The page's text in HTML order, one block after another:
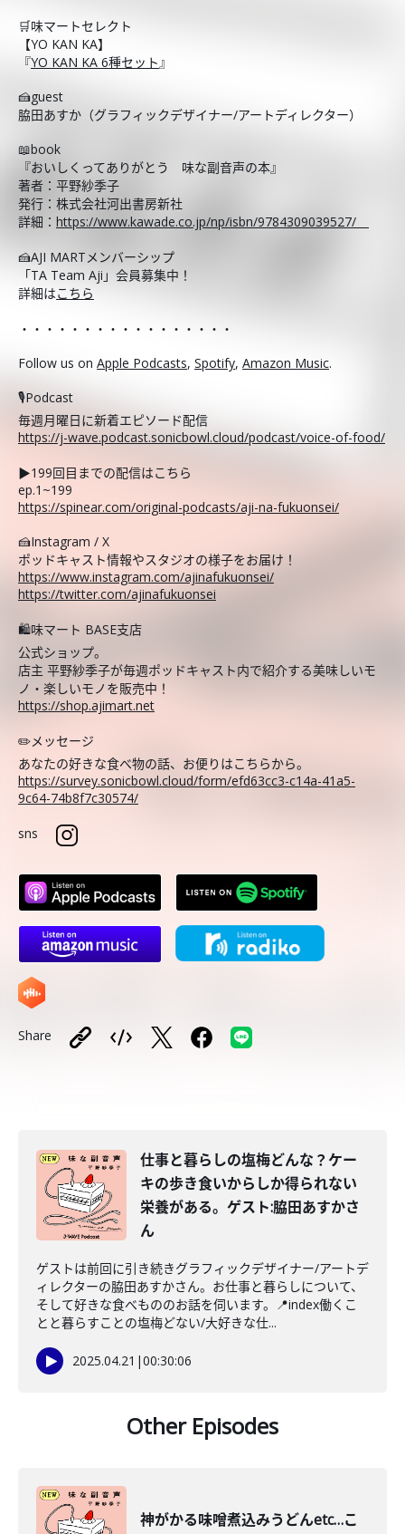
🛒味マートセレクト
【YO KAN KA】
『YO KAN KA 6種セット』
🍰guest
脇田あすか（グラフィックデザイナー/アートディレクター）
📖book
『おいしくってありがとう 味な副音声の本』
著者：平野紗季子
発行：株式会社河出書房新社
詳細： https://www.kawade.co.jp/np/isbn/9784309039527/
🍰AJI MARTメンバーシップ
「TA Team Aji」会員募集中！
詳細はこちら
・・・・・・・・・・・・・・・・・
Follow us on Apple Podcasts, Spotify, Amazon Music.
🎙️Podcast
毎週月曜日に新着エピソード配信
https://j-wave.podcast.sonicbowl.cloud/podcast/voice-of-food/
▶︎199回目までの配信はこちら
ep.1~199
https://spinear.com/original-podcasts/aji-na-fukuonsei/
🍰Instagram / X
ポッドキャスト情報やスタジオの様子をお届け！
https://www.instagram.com/ajinafukuonsei/
https://twitter.com/ajinafukuonsei
🛍️味マート BASE支店
公式ショップ。
店主 平野紗季子が毎週ポッドキャスト内で紹介する美味しいモ
ノ・楽しいモノを販売中！
https://shop.ajimart.net
✏️メッセージ
あなたの好きな食べ物の話、お便りはこちらから。
https://survey.sonicbowl.cloud/form/efd63cc3-c14a-41a5-
9c64-74b8f7c30574/
sns
Share
仕事と暮らしの塩梅どんな？ケー
キの歩き食いからしか得られない
栄養がある。ゲスト:脇田あすかさ
ん
ゲストは前回に引き続きグラフィックデザイナー/アートデ
ィレクターの脇田あすかさん。お仕事と暮らしについて、
そして好きな食べもののお話を伺います。📍index働くこ
とと暮らすことの塩梅どない/大好きな仕...
2025.04.21 |00:30:06
Other Episodes
神がかる味噌煮込みうどんetc…こ